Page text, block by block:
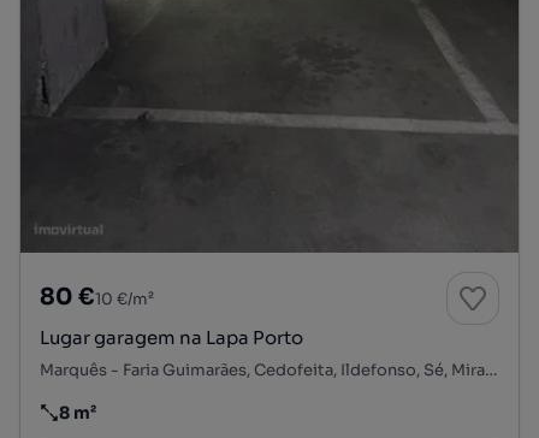
80 €10 €/m²
Lugar garagem na Lapa Porto
Marquês - Faria Guimarães, Cedofeita, Ildefonso, Sé, Miragaia, Nicolau, Vitória, Porto, Porto
Preço por metro quadrado
8 m²